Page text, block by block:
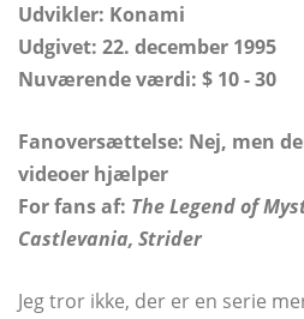
Udvikler: Konami
Udgivet: 22. december 1995
Nuværende værdi: $ 10 - 30
Fanoversættelse: Nej, men
videoer hjælper
For fans af: The Legend of
Castlevania, Strider
Jeg tror ikke, der er en serie